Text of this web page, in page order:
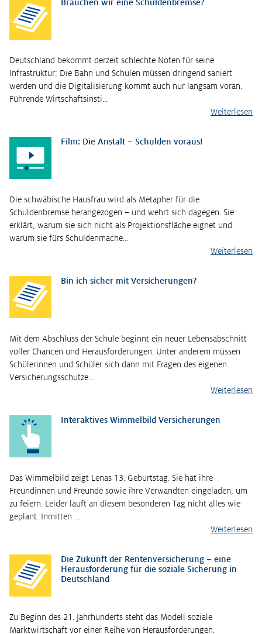
Brauchen wir eine Schuldenbremse?
Deutschland bekommt derzeit schlechte Noten für seine
Infrastruktur: Die Bahn und Schulen müssen dringend saniert
werden und die Digitalisierung kommt auch nur langsam voran.
Führende Wirtschaftsinsti…
Weiterlesen
Film: Die Anstalt – Schulden voraus!
Die schwäbische Hausfrau wird als Metapher für die
Schuldenbremse herangezogen – und wehrt sich dagegen. Sie
erklärt, warum sie sich nicht als Projektionsfläche eignet und
warum sie fürs Schuldenmache…
Weiterlesen
Bin ich sicher mit Versicherungen?
Mit dem Abschluss der Schule beginnt ein neuer Lebensabschnitt
voller Chancen und Herausforderungen. Unter anderem müssen
Schülerinnen und Schüler sich dann mit Fragen des eigenen
Versicherungsschutze…
Weiterlesen
Interaktives Wimmelbild Versicherungen
Das Wimmelbild zeigt Lenas 13. Geburtstag. Sie hat ihre
Freundinnen und Freunde sowie ihre Verwandten eingeladen, um
zu feiern. Leider läuft an diesem besonderen Tag nicht alles wie
geplant. Inmitten …
Weiterlesen
Die Zukunft der Rentenversicherung – eine
Herausforderung für die soziale Sicherung in
Deutschland
Zu Beginn des 21. Jahrhunderts steht das Modell soziale
Marktwirtschaft vor einer Reihe von Herausforderungen.